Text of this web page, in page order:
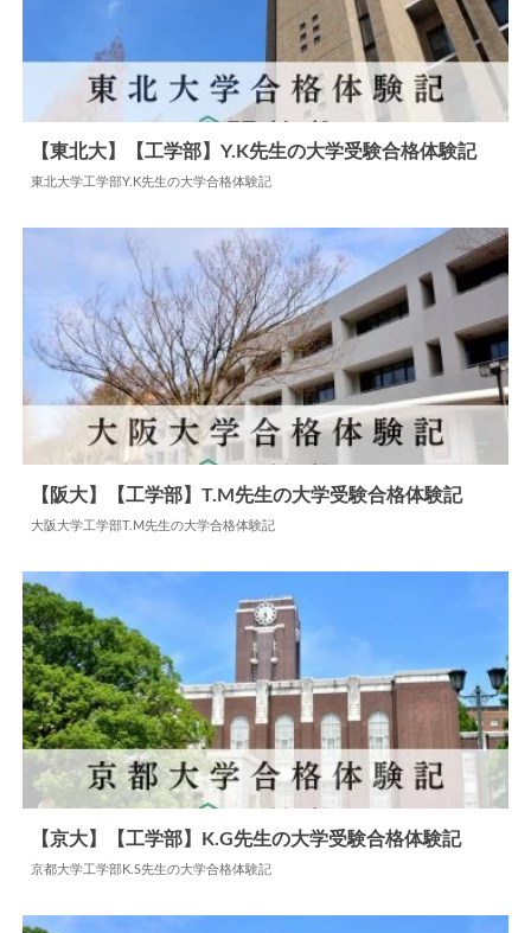
【東北大】【工学部】Y.K先生の大学受験合格体験記
東北大学工学部Y.K先生の大学合格体験記
【阪大】【工学部】T.M先生の大学受験合格体験記
大阪大学工学部T.M先生の大学合格体験記
【京大】【工学部】K.G先生の大学受験合格体験記
京都大学工学部K.S先生の大学合格体験記